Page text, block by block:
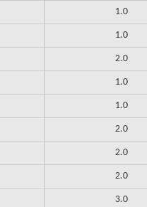
1.0
1.0
2.0
1.0
1.0
2.0
2.0
2.0
3.0